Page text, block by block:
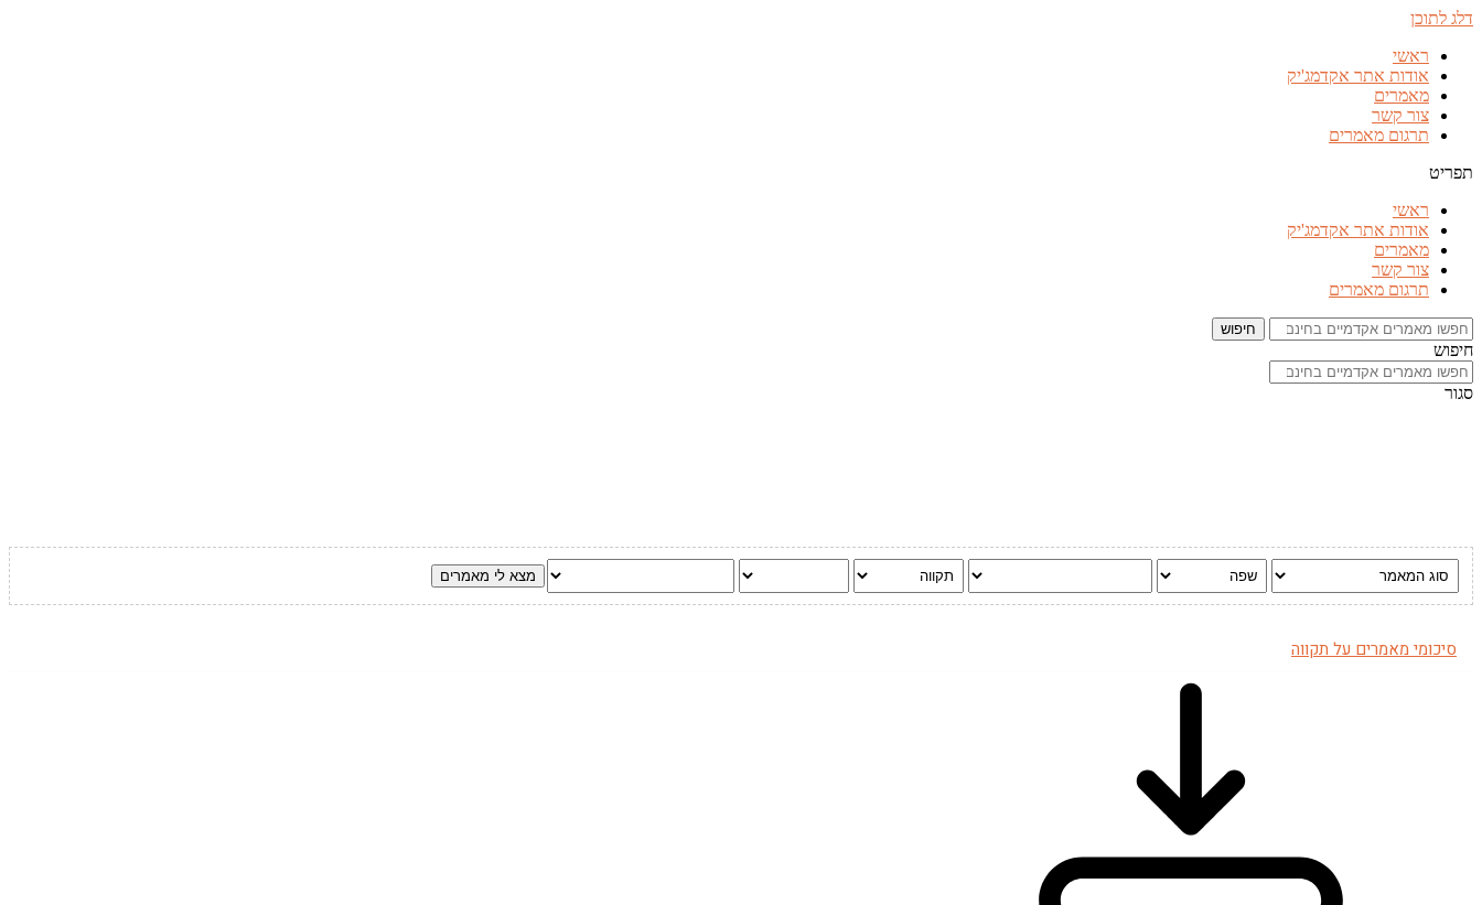
דלג לתוכן
ראשי
אודות אתר אקדמג'יק
מאמרים
צור קשר
תרגום מאמרים
תפריט
ראשי
אודות אתר אקדמג'יק
מאמרים
צור קשר
תרגום מאמרים
חיפוש
חיפוש
סגור
סיכומי מאמרים על תקווה